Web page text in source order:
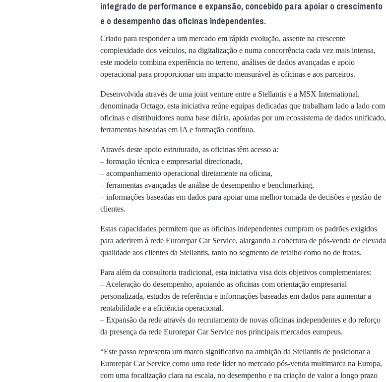
integrado de performance e expansão, concebido para apoiar o crescimento
e o desempenho das oficinas independentes.
Criado para responder a um mercado em rápida evolução, assente na crescente
complexidade dos veículos, na digitalização e numa concorrência cada vez mais intensa,
este modelo combina experiência no terreno, análises de dados avançadas e apoio
operacional para proporcionar um impacto mensurável às oficinas e aos parceiros.
Desenvolvida através de uma joint venture entre a Stellantis e a MSX International,
denominada Octago, esta iniciativa reúne equipas dedicadas que trabalham lado a lado com
oficinas e distribuidores numa base diária, apoiadas por um ecossistema de dados unificado,
ferramentas baseadas em IA e formação contínua.
Através deste apoio estruturado, as oficinas têm acesso a:
– formação técnica e empresarial direcionada,
– acompanhamento operacional diretamente na oficina,
– ferramentas avançadas de análise de desempenho e benchmarking,
– informações baseadas em dados para apoiar uma melhor tomada de decisões e gestão de
clientes.
Estas capacidades permitem que as oficinas independentes cumpram os padrões exigidos
para aderirem à rede Eurorepar Car Service, alargando a cobertura de pós-venda de elevada
qualidade aos clientes da Stellantis, tanto no segmento de retalho como no de frotas.
Para além da consultoria tradicional, esta iniciativa visa dois objetivos complementares:
– Aceleração do desempenho, apoiando as oficinas com orientação empresarial
personalizada, estudos de referência e informações baseadas em dados para aumentar a
rentabilidade e a eficiência operacional.
– Expansão da rede através do recrutamento de novas oficinas independentes e do reforço
da presença da rede Eurorepar Car Service nos principais mercados europeus.
“Este passo representa um marco significativo na ambição da Stellantis de posicionar a
Eurorepar Car Service como uma rede líder no mercado pós-venda multimarca na Europa,
com uma focalização clara na escala, no desempenho e na criação de valor a longo prazo